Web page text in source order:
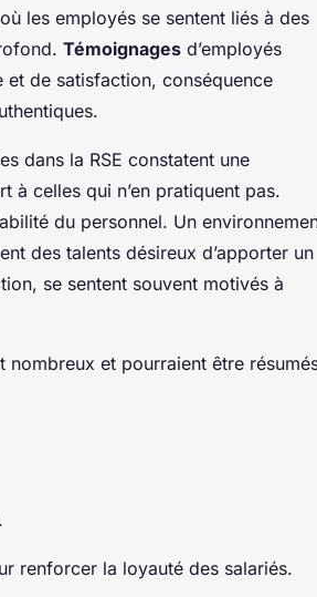
les employés se sentent liés à des
Témoignages d’employés
et de satisfaction, conséquence
dans la RSE constatent une
à celles qui n’en pratiquent pas.
du personnel. Un
des talents désireux d’apporter un
se sentent souvent motivés à
nombreux et pourraient être
renforcer la loyauté des salariés.